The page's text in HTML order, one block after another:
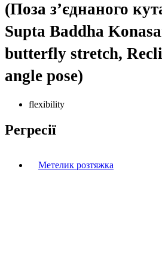
(Поза з’єднаного
Supta Baddha
butterfly stretch,
angle pose)
flexibility
Регресії
Метелик розтяжка